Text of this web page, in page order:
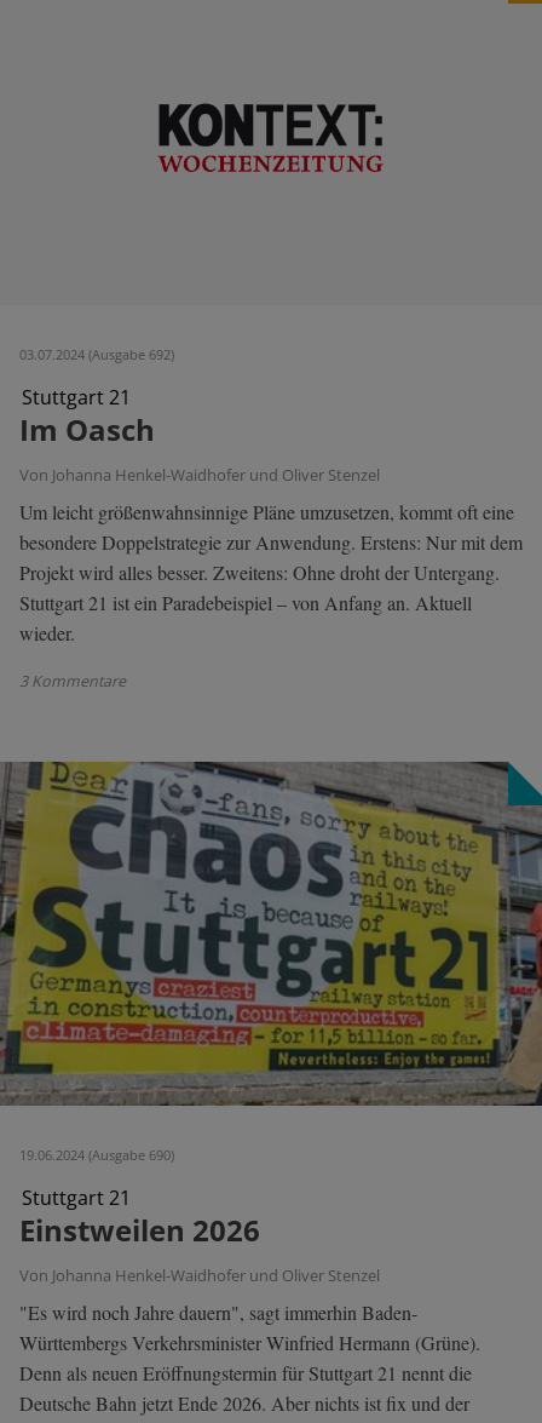
03.07.2024 (Ausgabe 692)
Stuttgart 21
Im Oasch
Von Johanna Henkel-Waidhofer und Oliver Stenzel
Um leicht größenwahnsinnige Pläne umzusetzen, kommt oft eine
besondere Doppelstrategie zur Anwendung. Erstens: Nur mit dem
Projekt wird alles besser. Zweitens: Ohne droht der Untergang.
Stuttgart 21 ist ein Paradebeispiel – von Anfang an. Aktuell
wieder.
3 Kommentare
19.06.2024 (Ausgabe 690)
Stuttgart 21
Einstweilen 2026
Von Johanna Henkel-Waidhofer und Oliver Stenzel
"Es wird noch Jahre dauern", sagt immerhin Baden-
Württembergs Verkehrsminister Winfried Hermann (Grüne).
Denn als neuen Eröffnungstermin für Stuttgart 21 nennt die
Deutsche Bahn jetzt Ende 2026. Aber nichts ist fix und der